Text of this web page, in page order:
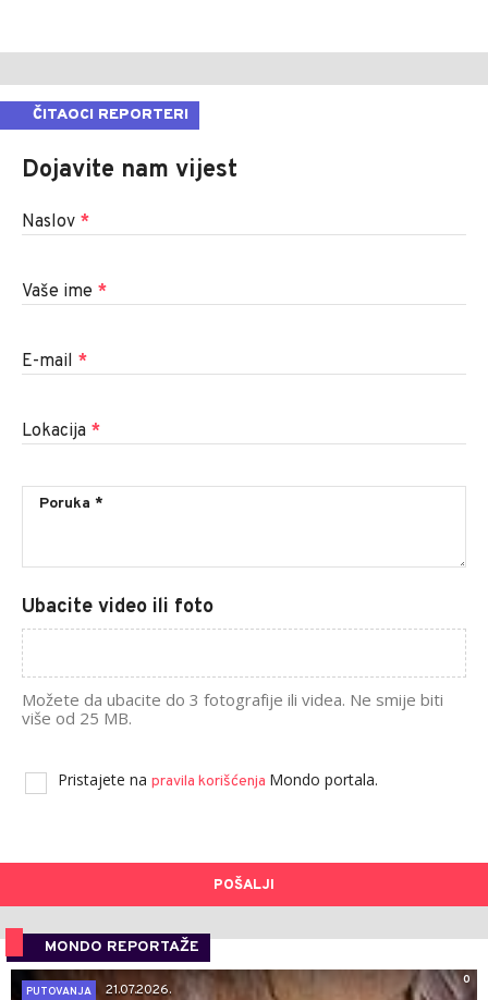
ČITAOCI REPORTERI
Dojavite nam vijest
Naslov *
Vaše ime *
E-mail *
Lokacija *
Ubacite video ili foto
Možete da ubacite do 3 fotografije ili videa. Ne smije biti
više od 25 MB.
Pristajete na pravila korišćenja Mondo portala.
POŠALJI
MONDO REPORTAŽE
0
PUTOVANJA
21.07.2026.